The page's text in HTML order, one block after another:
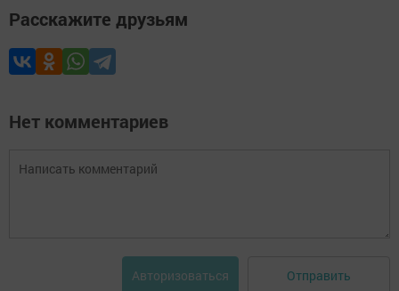
Расскажите друзьям
Нет комментариев
Авторизоваться Отправить